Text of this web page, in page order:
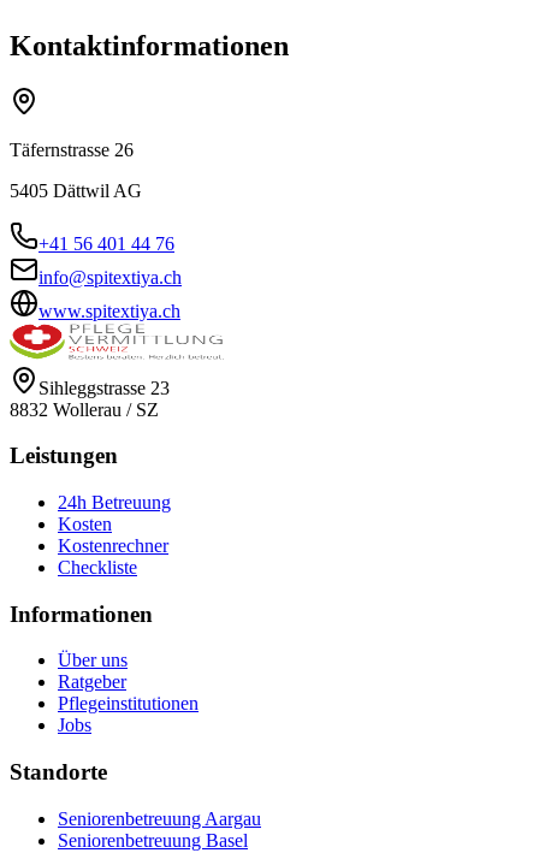
Kontaktinformationen
Täfernstrasse 26
5405 Dättwil AG
+41 56 401 44 76
info@spitextiya.ch
www.spitextiya.ch
Sihleggstrasse 23
8832 Wollerau / SZ
Leistungen
24h Betreuung
Kosten
Kostenrechner
Checkliste
Informationen
Über uns
Ratgeber
Pflegeinstitutionen
Jobs
Standorte
Seniorenbetreuung Aargau
Seniorenbetreuung Basel